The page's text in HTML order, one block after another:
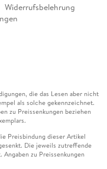
Widerrufsbelehrung
die das Lesen aber nicht
als solche gekennzeichnet.
zu Preissenkungen beziehen
Preisbindung dieser Artikel
Die jeweils zutreffende
zu Preissenkungen